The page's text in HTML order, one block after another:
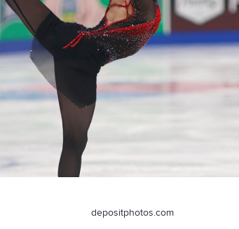
depositphotos.com